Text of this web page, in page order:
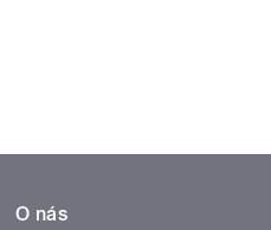
O nás